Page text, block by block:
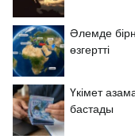
Әлемде
өзгертті
Үкімет
бастады